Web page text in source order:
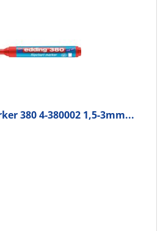
380 4-380002 1,5-3mm...